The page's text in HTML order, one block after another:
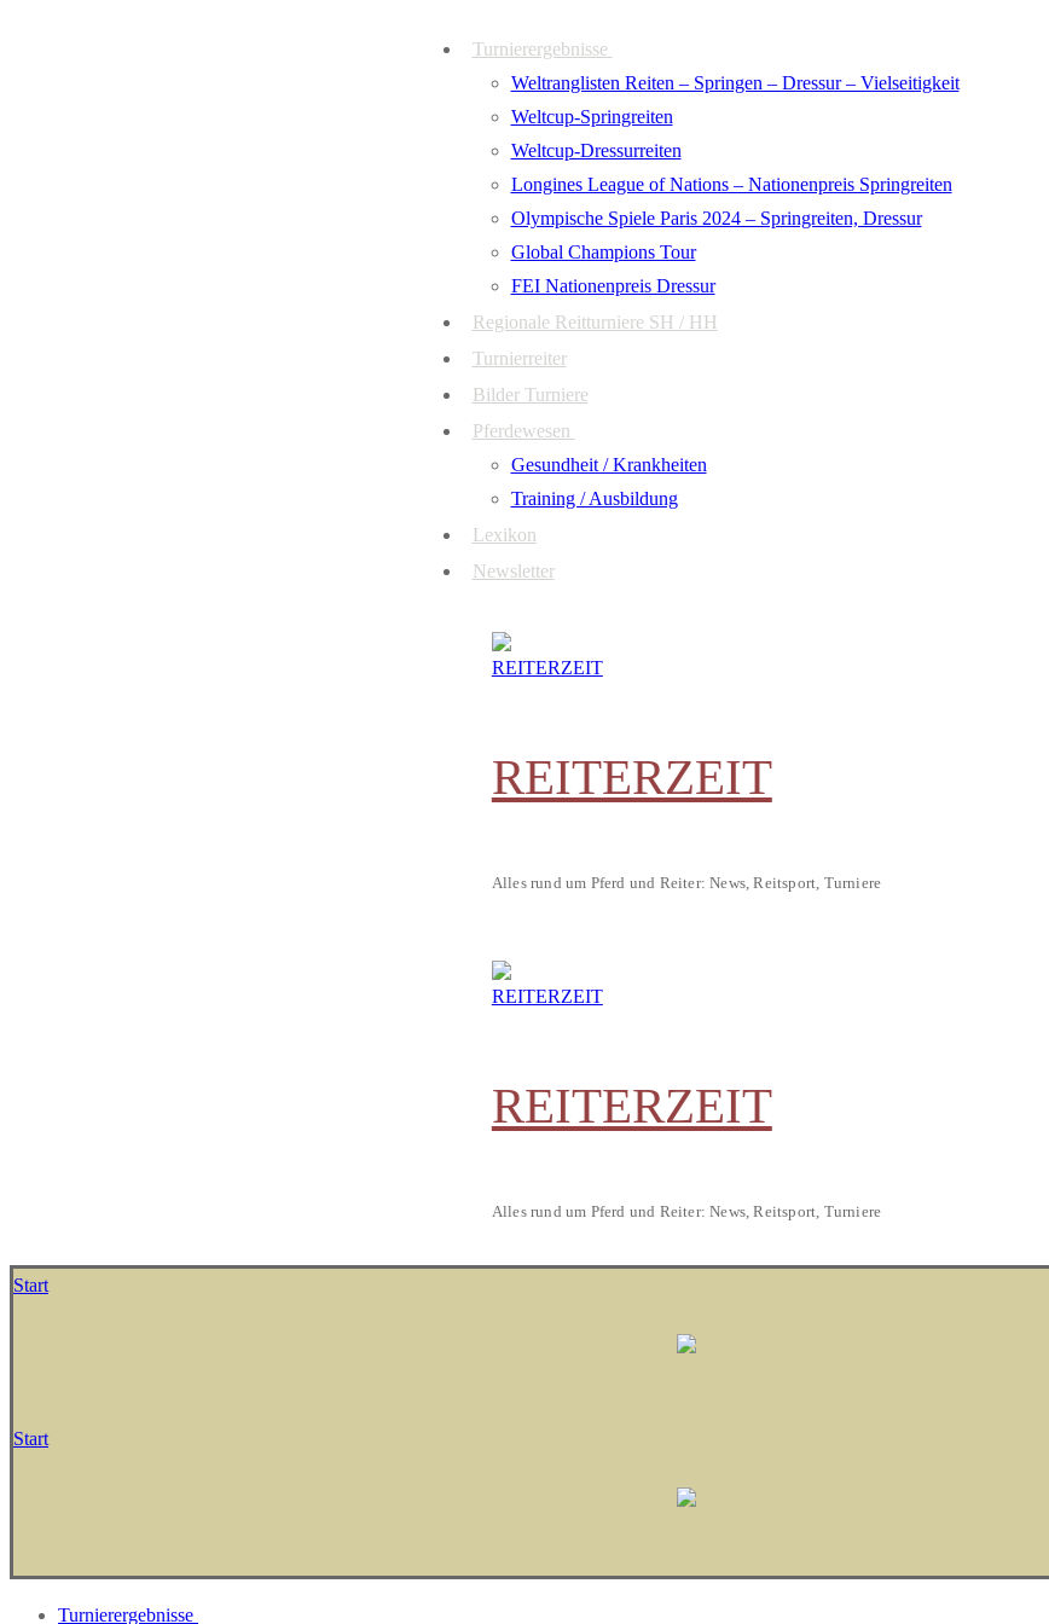
Turnierergebnisse
Weltranglisten Reiten – Springen – Dressur – Vielseitigkeit
Weltcup-Springreiten
Weltcup-Dressurreiten
Longines League of Nations – Nationenpreis Springreiten
Olympische Spiele Paris 2024 – Springreiten, Dressur
Global Champions Tour
FEI Nationenpreis Dressur
Regionale Reitturniere SH / HH
Turnierreiter
Bilder Turniere
Pferdewesen
Gesundheit / Krankheiten
Training / Ausbildung
Lexikon
Newsletter
REITERZEIT
Alles rund um Pferd und Reiter: News, Reitsport, Turniere
REITERZEIT
Alles rund um Pferd und Reiter: News, Reitsport, Turniere
Start
Start
Turnierergebnisse